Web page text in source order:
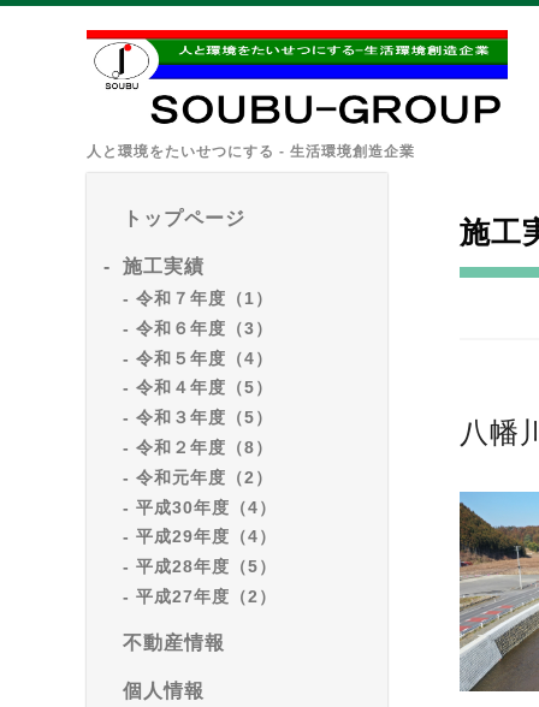
人と環境をたいせつにする - 生活環境創造企業
トップページ
施工実績
令和７年度（1）
令和６年度（3）
令和５年度（4）
令和４年度（5）
令和３年度（5）
令和２年度（8）
令和元年度（2）
平成30年度（4）
平成29年度（4）
平成28年度（5）
平成27年度（2）
不動産情報
個人情報
施工
八幡